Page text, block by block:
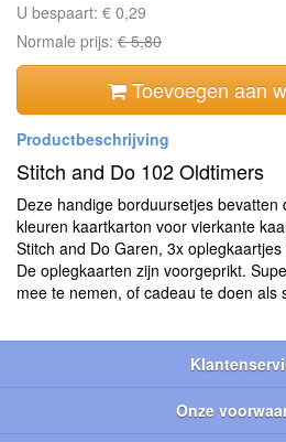
U bespaart: € 0,29
Normale prijs: € 5,80
Toevoegen aan
Stitch and Do 102 Oldtimers
Deze handige borduursetjes
kleuren kaartkarton voor vierkante
Stitch and Do Garen, 3x
De oplegkaarten zijn voorgeprikt.
mee te nemen, of cadeau te doen als
Onze